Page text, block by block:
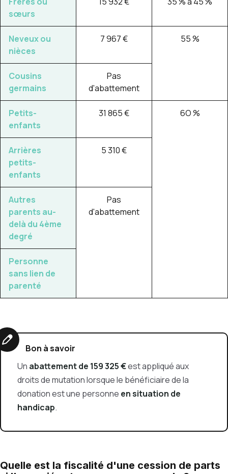
sœurs
Neveux ou
nièces
7 967 € 55 %
Cousins
germains
Pas
d'abattement
Petits-
enfants
31 865 € 6O %
Arrières
petits-
enfants
5 310 €
Autres
parents au-
delà du 4ème
degré
Pas
d'abattement
Personne
sans lien de
parenté
Bon à savoir
Un abattement de 159 325 €est appliqué aux
droits de mutation lorsque le bénéficiaire de la
donation est une personne en situation de
handicap.
Quelle est la fiscalité d'une cession de parts